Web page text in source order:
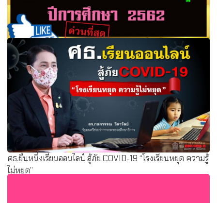
นโยบายและแนวปฏิบัติเกี่ยวกับการรับนักเรียน สังกัด
สำนักงานคณะกรรมการการศึกษาขั้นพื้นฐาน ปีการศึกษา
ศธ.ยืนหนึ่งเรียนออนไลน์ สู้ภัย COVID-19 “โรงเรียนหยุด ความรู้
ไม่หยุด”